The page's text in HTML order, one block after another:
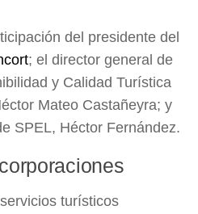
del presidente del
; el director general de
y Calidad Turística
Mateo Castañeyra; y
SPEL, Héctor Fernández.
turísticos